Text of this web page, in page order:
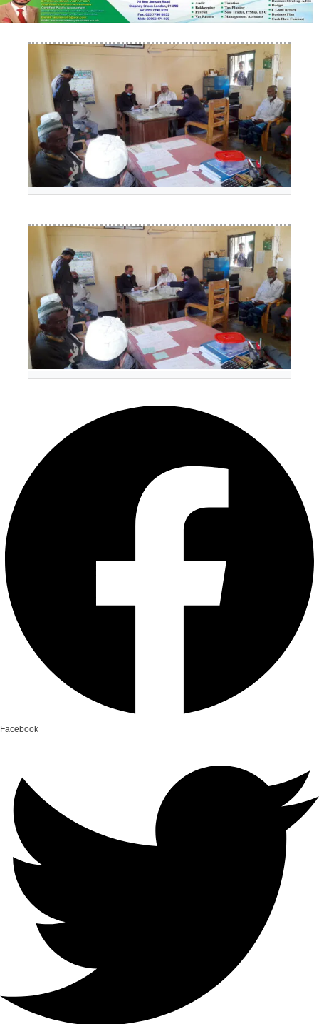
Facebook